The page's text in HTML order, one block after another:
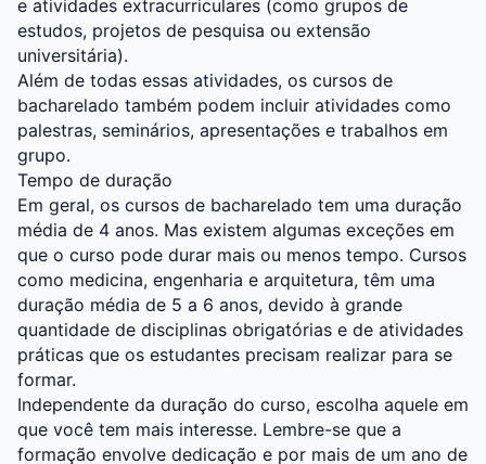
e atividades extracurriculares (como grupos de
estudos, projetos de pesquisa ou extensão
universitária).
Além de todas essas atividades, os cursos de
bacharelado também podem incluir atividades como
palestras, seminários, apresentações e trabalhos em
grupo.
Tempo de duração
Em geral, os cursos de bacharelado tem uma duração
média de 4 anos. Mas existem algumas exceções em
que o curso pode durar mais ou menos tempo. Cursos
como medicina, engenharia e arquitetura, têm uma
duração média de 5 a 6 anos, devido à grande
quantidade de disciplinas obrigatórias e de atividades
práticas que os estudantes precisam realizar para se
formar.
Independente da duração do curso, escolha aquele em
que você tem mais interesse. Lembre-se que a
formação envolve dedicação e por mais de um ano de